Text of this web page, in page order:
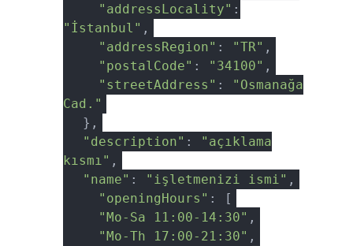
"addressLocality" :
"İstanbul" ,
"addressRegion" : "TR" ,
"postalCode" : "34100" ,
"streetAddress" :
"Osmanağa
Cad."
},
"description" :
"açıklama
kısmı" ,
"name" : "işletmenizi ismi" ,
"openingHours" : [
"Mo-Sa 11:00-14:30" ,
"Mo-Th 17:00-21:30" ,